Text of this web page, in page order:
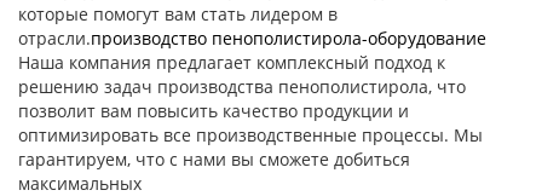
которые помогут вам стать лидером в
отрасли.производство пенополистирола-оборудование
Наша компания предлагает комплексный подход к
решению задач производства пенополистирола, что
позволит вам повысить качество продукции и
оптимизировать все производственные процессы. Мы
гарантируем, что с нами вы сможете добиться
максимальных